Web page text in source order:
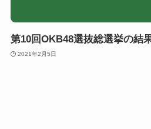
第10回OKB48選抜総選挙の結
2021年2月5日